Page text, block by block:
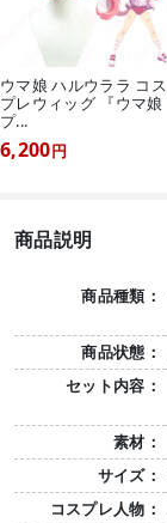
ウマ娘 ハルウララ コス
プレウィッグ 『ウマ娘
プ...
6,200円
商品説明
商品種類：
商品状態：
セット内容：
素材：
サイズ：
コスプレ人物：